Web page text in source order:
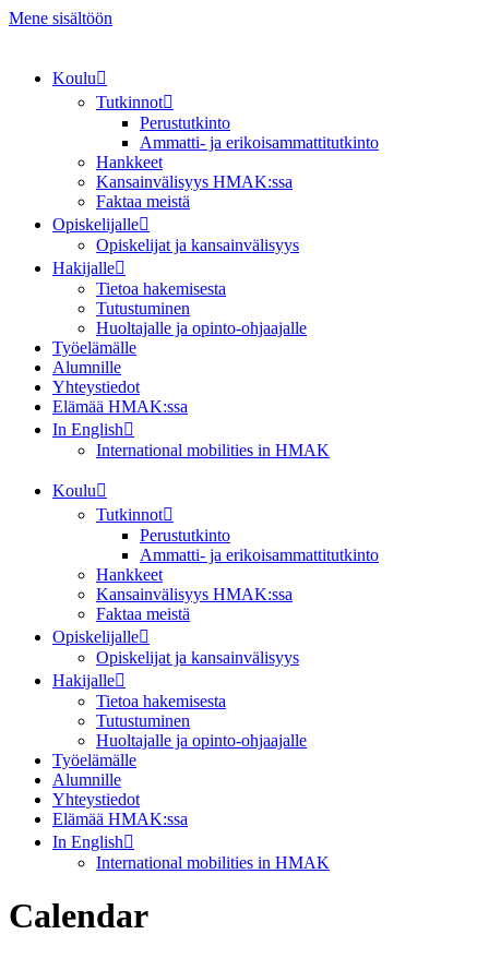
Mene sisältöön
Koulu
Tutkinnot
Perustutkinto
Ammatti- ja erikoisammattitutkinto
Hankkeet
Kansainvälisyys HMAK:ssa
Faktaa meistä
Opiskelijalle
Opiskelijat ja kansainvälisyys
Hakijalle
Tietoa hakemisesta
Tutustuminen
Huoltajalle ja opinto-ohjaajalle
Työelämälle
Alumnille
Yhteystiedot
Elämää HMAK:ssa
In English
International mobilities in HMAK
Koulu
Tutkinnot
Perustutkinto
Ammatti- ja erikoisammattitutkinto
Hankkeet
Kansainvälisyys HMAK:ssa
Faktaa meistä
Opiskelijalle
Opiskelijat ja kansainvälisyys
Hakijalle
Tietoa hakemisesta
Tutustuminen
Huoltajalle ja opinto-ohjaajalle
Työelämälle
Alumnille
Yhteystiedot
Elämää HMAK:ssa
In English
International mobilities in HMAK
Calendar